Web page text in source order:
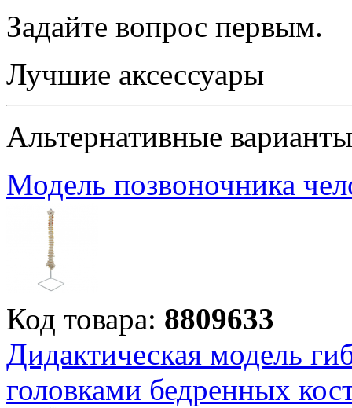
Задайте вопрос первым.
Лучшие аксессуары
Альтернативные варианты
Модель позвоночника
Код товара: 8809633
Дидактическая модель
головками бедренных